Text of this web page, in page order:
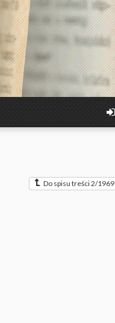
Do spisu treści 2/1969